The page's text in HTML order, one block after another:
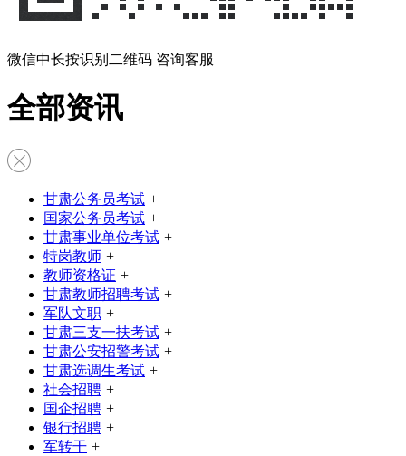
微信中长按识别二维码 咨询客服
全部资讯
甘肃公务员考试 +
国家公务员考试 +
甘肃事业单位考试 +
特岗教师 +
教师资格证 +
甘肃教师招聘考试 +
军队文职 +
甘肃三支一扶考试 +
甘肃公安招警考试 +
甘肃选调生考试 +
社会招聘 +
国企招聘 +
银行招聘 +
军转干 +